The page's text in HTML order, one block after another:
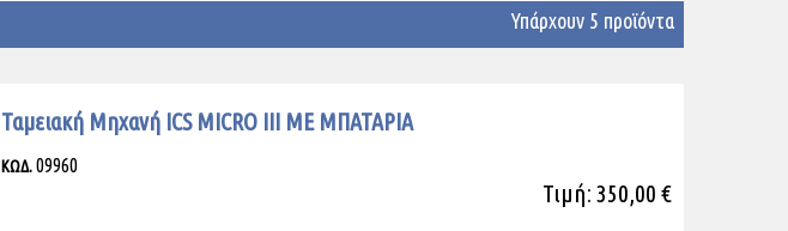
Υπάρχουν 5 προϊόντα
Ταμειακή Μηχανή ICS MICRO III ΜΕ ΜΠΑΤΑΡΙΑ
ΚΩΔ.09960
Τιμή: 350,00 €